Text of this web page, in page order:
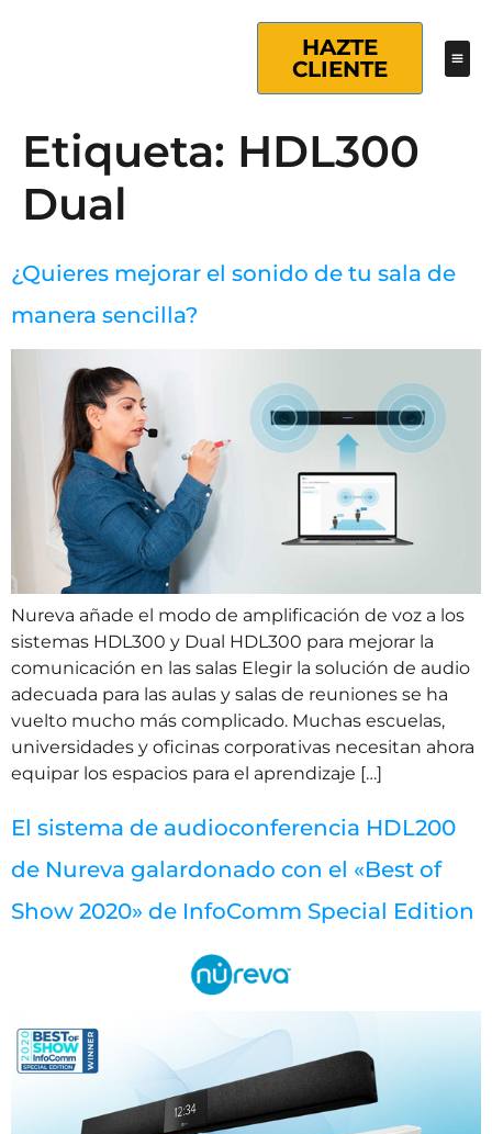
HAZTE
CLIENTE
Etiqueta: HDL300
Dual
¿Quieres mejorar el sonido de tu sala de
manera sencilla?
Nureva añade el modo de amplificación de voz a los
sistemas HDL300 y Dual HDL300 para mejorar la
comunicación en las salas Elegir la solución de audio
adecuada para las aulas y salas de reuniones se ha
vuelto mucho más complicado. Muchas escuelas,
universidades y oficinas corporativas necesitan ahora
equipar los espacios para el aprendizaje […]
El sistema de audioconferencia HDL200
de Nureva galardonado con el «Best of
Show 2020» de InfoComm Special Edition